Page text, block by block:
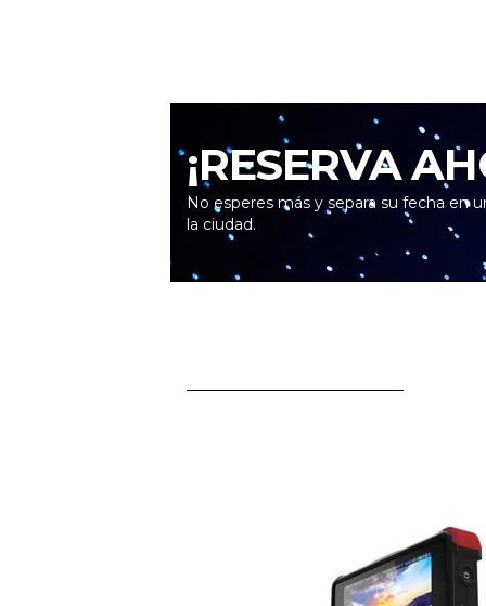
¡RESERVA
No esperes más y separa su fecha en
la ciudad.